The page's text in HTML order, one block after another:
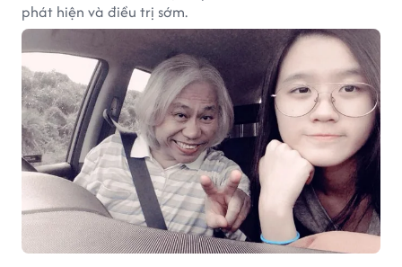
phát hiện và điều trị sớm.